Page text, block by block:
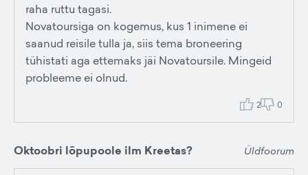
raha ruttu tagasi.
Novatoursiga on kogemus, kus 1 inimene ei
saanud reisile tulla ja, siis tema broneering
tühistati aga ettemaks jäi Novatoursile. Mingeid
probleeme ei olnud.
2 0
Oktoobri lõpupoole ilm Kreetas? Üldfoorum